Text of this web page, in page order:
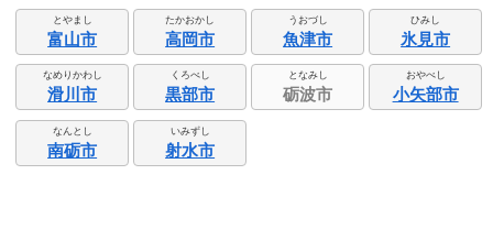
とやまし
富山市
たかおかし
高岡市
うおづし
魚津市
ひみし
氷見市
なめりかわし
滑川市
くろべし
黒部市
となみし
砺波市
おやべし
小矢部市
なんとし
南砺市
いみずし
射水市